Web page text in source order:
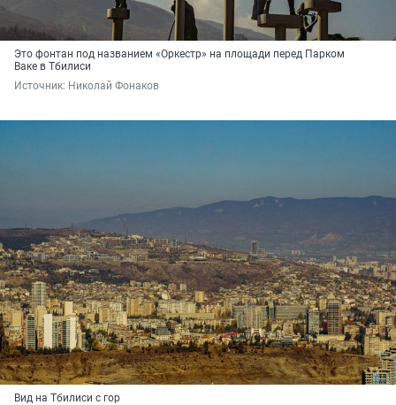
Это фонтан под названием «Оркестр» на площади перед Парком
Ваке в Тбилиси
Источник: Николай Фонаков
Вид на Тбилиси с гор